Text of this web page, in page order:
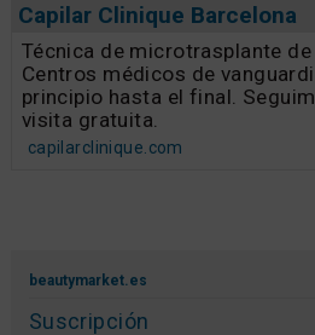
Capilar Clinique Barcelona
Técnica de microtrasplante de
Centros médicos de
principio hasta el final.
visita gratuita.
capilarclinique.com
beautymarket.es
Suscripción